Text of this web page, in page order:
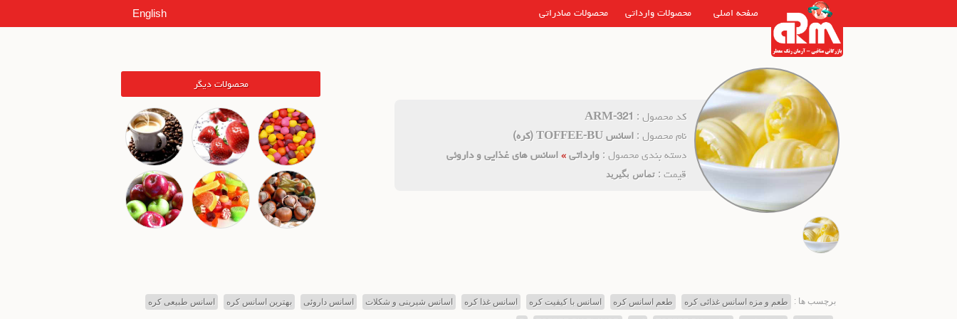
صفحه اصلی محصولات وارداتی محصولات صادراتی English
کد محصول : ARM-321
نام محصول :اسانس TOFFEE-BU (کره)
دسته بندی محصول :وارداتی»اسانس های غذایی و داروئی
قیمت : تماس بگیرید
محصولات دیگر
برچسب ها : طعم و مزه اسانس غذائی کره طعم اسانس کره اسانس با کیفیت کره اسانس غذا کره اسانس شیرینی و شکلات اسانس داروئی بهترین اسانس کره اسانس طبیعی کره